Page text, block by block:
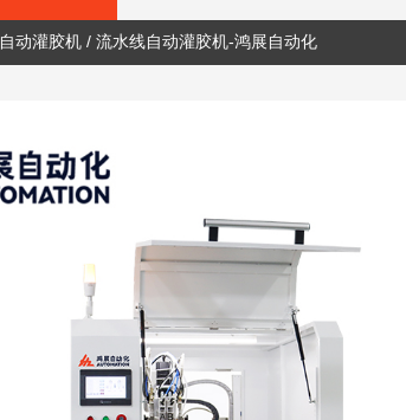
自动灌胶机/ 流水线自动灌胶机-鸿展自动化